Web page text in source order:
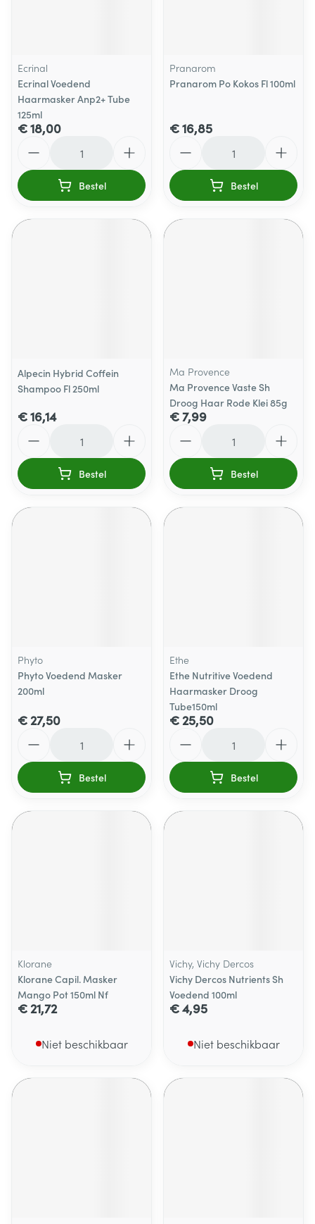
Ecrinal
Ecrinal Voedend
Haarmasker Anp2+ Tube
125ml
€ 18,00
Bestel
Pranarom
Pranarom Po Kokos Fl 100ml
€ 16,85
Bestel
Alpecin Hybrid Coffein
Shampoo Fl 250ml
€ 16,14
Bestel
Ma Provence
Ma Provence Vaste Sh
Droog Haar Rode Klei 85g
€ 7,99
Bestel
Phyto
Phyto Voedend Masker
200ml
€ 27,50
Bestel
Ethe
Ethe Nutritive Voedend
Haarmasker Droog
Tube150ml
€ 25,50
Bestel
Klorane
Klorane Capil. Masker
Mango Pot 150ml Nf
€ 21,72
Niet beschikbaar
Vichy, Vichy Dercos
Vichy Dercos Nutrients Sh
Voedend 100ml
€ 4,95
Niet beschikbaar